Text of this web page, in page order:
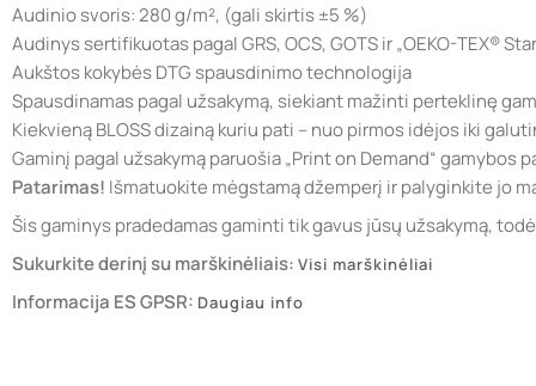
Audinio svoris: 280 g/m², (gali skirtis ±5 %)
Audinys sertifikuotas pagal GRS, OCS, GOTS ir „OEKO-TEX®
Aukštos kokybės DTG spausdinimo technologija
Spausdinamas pagal užsakymą, siekiant mažinti perteklinę
Kiekvieną BLOSS dizainą kuriu pati – nuo pirmos idėjos iki
Gaminį pagal užsakymą paruošia „Print on Demand“ gamybos
Patarimas! Išmatuokite mėgstamą džemperį ir palyginkite jo
Šis gaminys pradedamas gaminti tik gavus jūsų užsakymą,
Sukurkite derinį su marškinėliais: Visi marškinėliai
Informacija ES GPSR: Daugiau info